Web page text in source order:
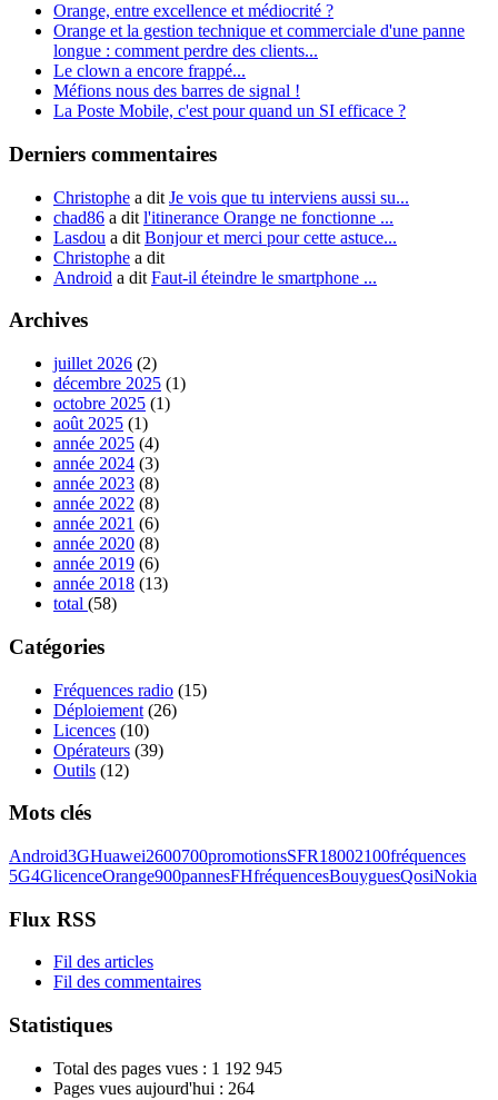
Orange, entre excellence et médiocrité ?
Orange et la gestion technique et commerciale d'une panne
longue : comment perdre des clients...
Le clown a encore frappé...
Méfions nous des barres de signal !
La Poste Mobile, c'est pour quand un SI efficace ?
Derniers commentaires
Christophe a dit Je vois que tu interviens aussi su...
chad86 a dit l'itinerance Orange ne fonctionne ...
Lasdou a dit Bonjour et merci pour cette astuce...
Christophe a dit
Android a dit Faut-il éteindre le smartphone ...
Archives
juillet 2026 (2)
décembre 2025 (1)
octobre 2025 (1)
août 2025 (1)
année 2025 (4)
année 2024 (3)
année 2023 (8)
année 2022 (8)
année 2021 (6)
année 2020 (8)
année 2019 (6)
année 2018 (13)
total (58)
Catégories
Fréquences radio (15)
Déploiement (26)
Licences (10)
Opérateurs (39)
Outils (12)
Mots clés
Android3GHuawei2600700promotionsSFR18002100fréquences
5G4GlicenceOrange900pannesFHfréquencesBouyguesQosiNokia
Flux RSS
Fil des articles
Fil des commentaires
Statistiques
Total des pages vues : 1 192 945
Pages vues aujourd'hui : 264